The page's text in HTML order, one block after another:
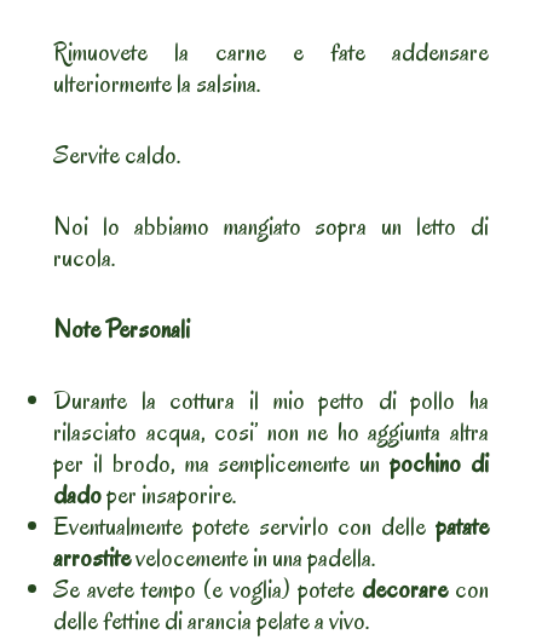
Rimuovete la carne e fate addensare
ulteriormente la salsina.
Servite caldo.
Noi lo abbiamo mangiato sopra un letto di
rucola.
Note Personali
Durante la cottura il mio petto di pollo ha
rilasciato acqua, cosi’ non ne ho aggiunta altra
per il brodo, ma semplicemente un pochino di
dadoper insaporire.
Eventualmente potete servirlo con delle patate
arrostitevelocemente in una padella.
Se avete tempo (e voglia) potete decorarecon
delle fettine di arancia pelate a vivo.